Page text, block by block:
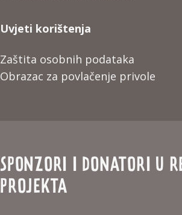
Uvjeti korištenja
Zaštita osobnih podataka
Obrazac za povlačenje privole
SPONZORI I DONATORI U
PROJEKTA